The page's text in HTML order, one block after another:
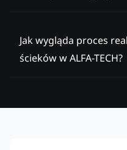
Jak wygląda proces
ścieków w ALFA-TECH?